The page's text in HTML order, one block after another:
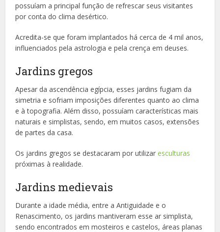
possuíam a principal função de refrescar seus visitantes
por conta do clima desértico.
Acredita-se que foram implantados há cerca de 4 mil anos,
influenciados pela astrologia e pela crença em deuses.
Jardins gregos
Apesar da ascendência egípcia, esses jardins fugiam da
simetria e sofriam imposições diferentes quanto ao clima
e à topografia. Além disso, possuíam características mais
naturais e simplistas, sendo, em muitos casos, extensões
de partes da casa.
Os jardins gregos se destacaram por utilizaresculturas
próximas à realidade.
Jardins medievais
Durante a idade média, entre a Antiguidade e o
Renascimento, os jardins mantiveram esse ar simplista,
sendo encontrados em mosteiros e castelos, áreas planas